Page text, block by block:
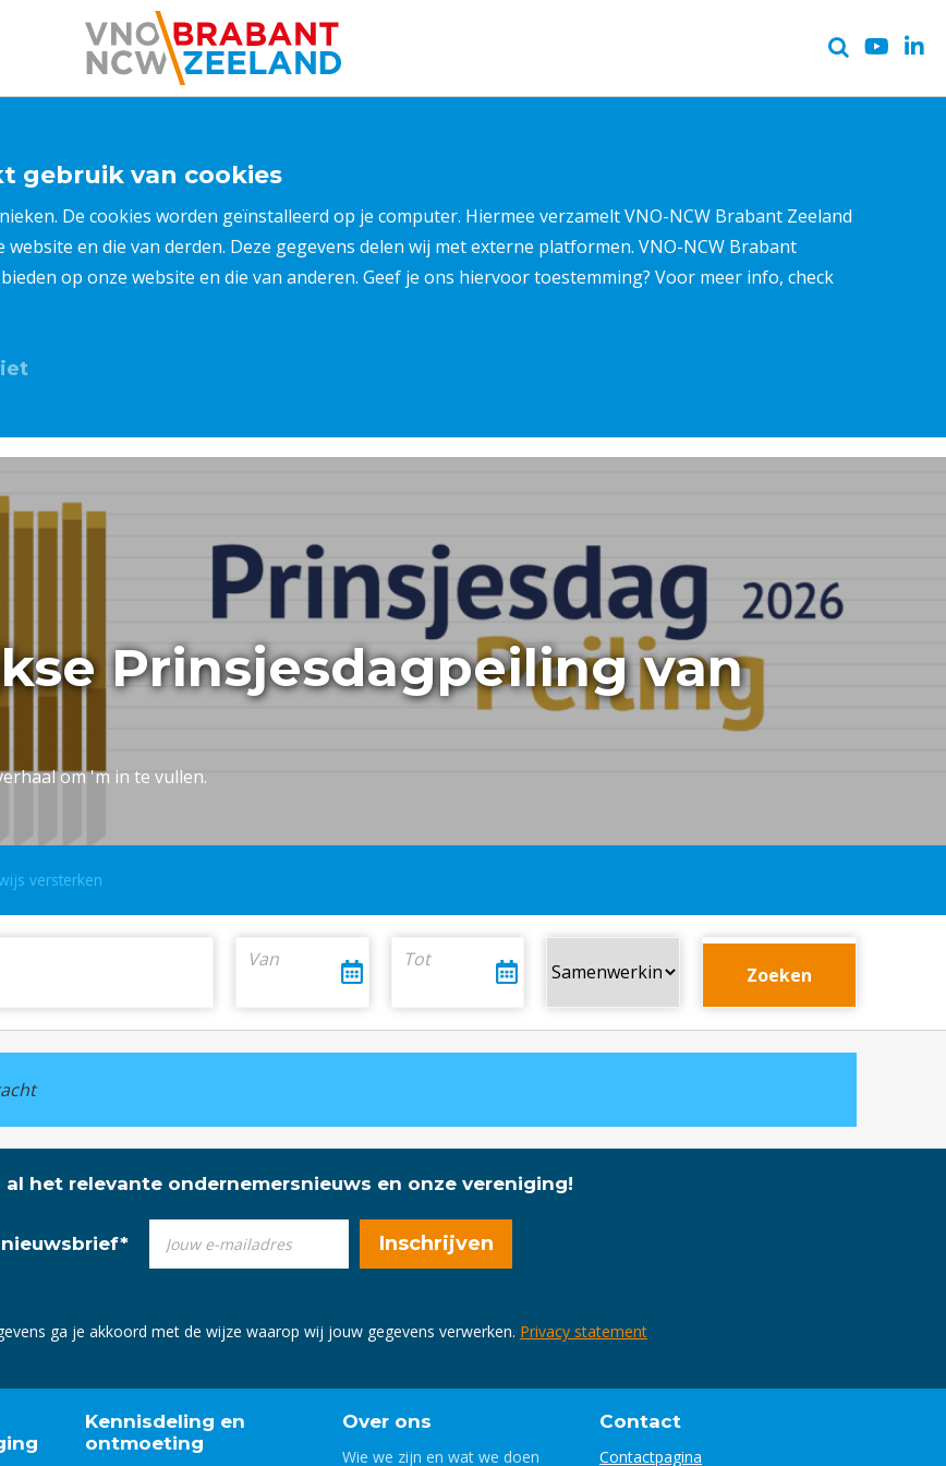
gebruik van cookies
De cookies worden geïnstalleerd op je computer. Hiermee verzamelt VNO-NCW Brabant Zeeland
en die van derden. Deze gegevens delen wij met externe platformen. VNO-NCW Brabant
op onze website en die van anderen. Geef je ons hiervoor toestemming? Voor meer info, check
Prinsjesdagpeiling van
om 'm in te vullen.
versterken
het relevante ondernemersnieuws en onze vereniging!
*
ga je akkoord met de wijze waarop wij jouw gegevens verwerken. Privacy statement
Kennisdeling en
ontmoeting
Over ons
Wie we zijn en wat we doen
Contact
Contactpagina